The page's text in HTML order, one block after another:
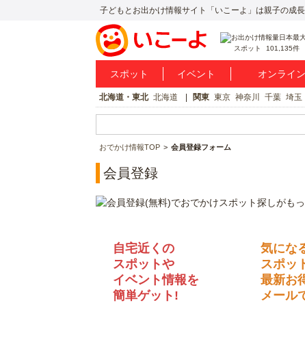
子どもとお出かけ情報サイト「いこーよ」は親子の成
スポット 101,135件
スポット イベント オンライ
北海道・東北 北海道 関東 東京 神奈川 千葉 埼玉
おでかけ情報TOP 会員登録フォーム
会員登録
自宅近くの
スポットや
イベント情報を
簡単ゲット!
気にな
スポッ
最新お
メール